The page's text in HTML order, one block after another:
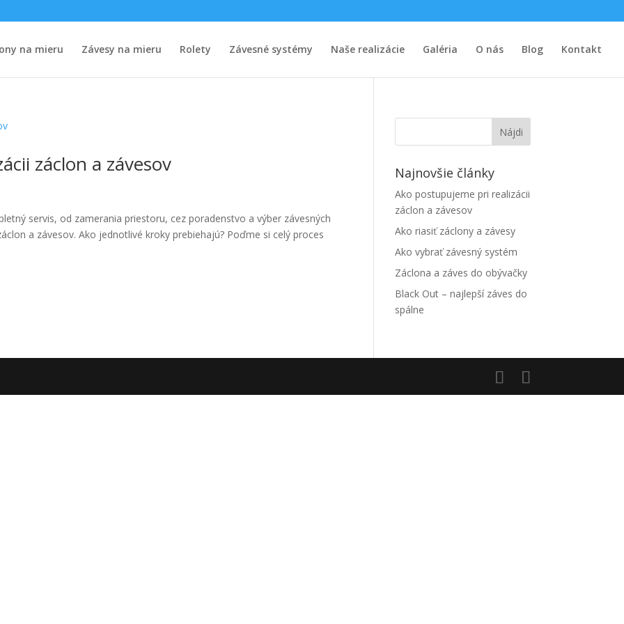
na mieru Závesy na mieru Rolety Závesné systémy Naše realizácie Galéria O nás Blog Kontakt
záclon a závesov
servis, od zamerania priestoru, cez poradenstvo a výber závesných
a závesov. Ako jednotlivé kroky prebiehajú? Poďme si celý proces
Najnovšie články
Ako postupujeme pri realizácii
záclon a závesov
Ako riasiť záclony a závesy
Ako vybrať závesný systém
Záclona a záves do obývačky
Black Out – najlepší záves do
spálne